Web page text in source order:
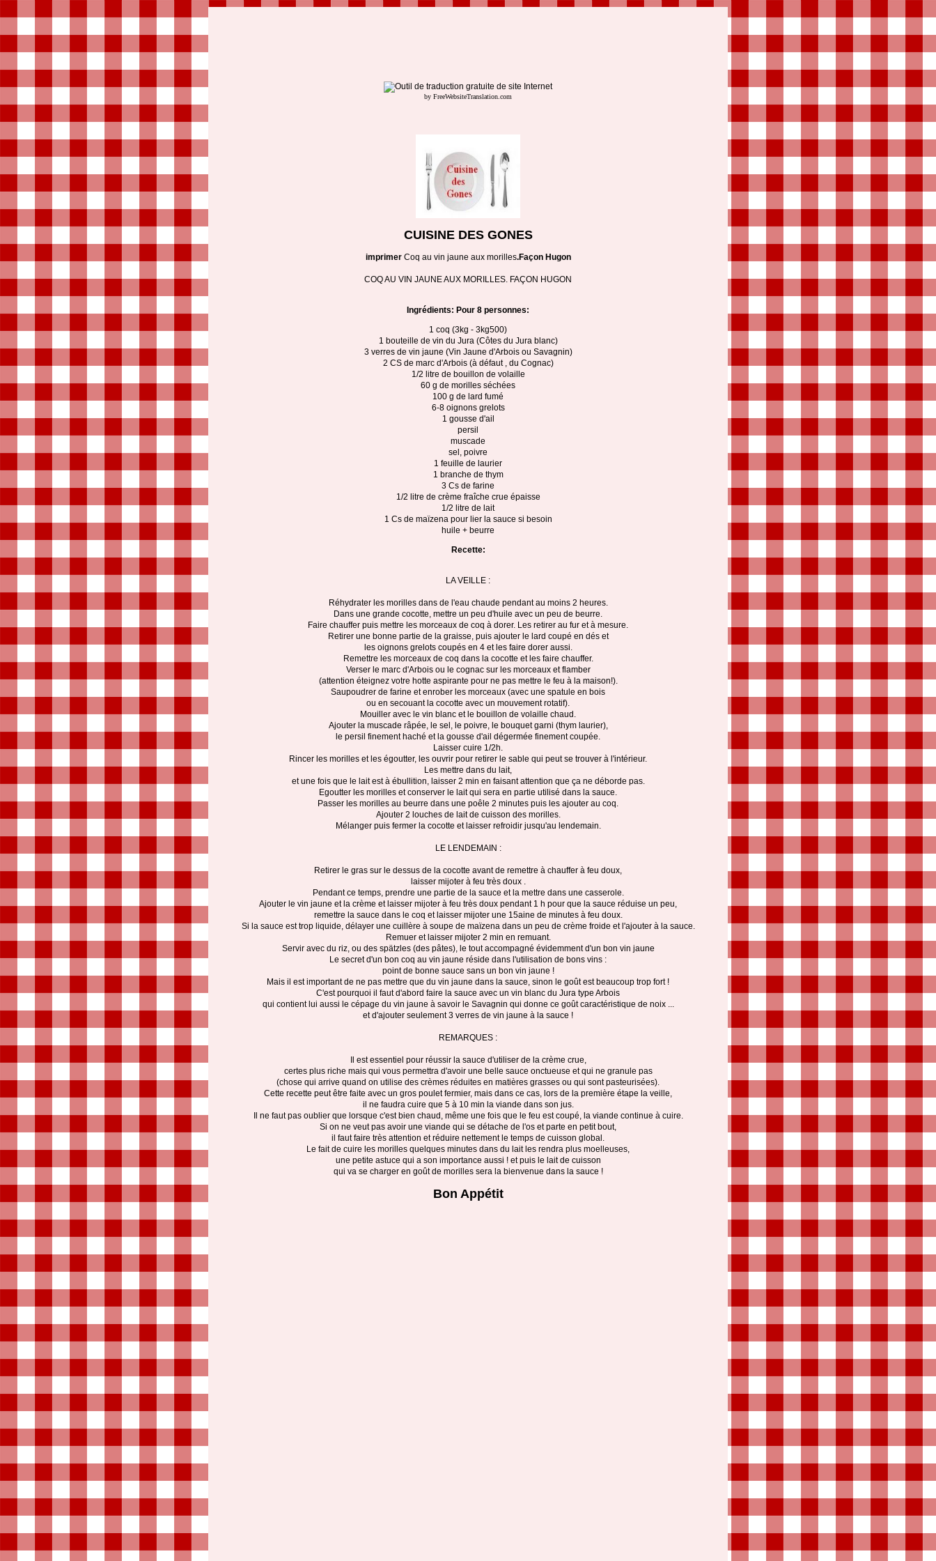
by FreeWebsiteTranslation.com
CUISINE DES GONES
imprimer Coq au vin jaune aux morilles.Façon Hugon
COQ AU VIN JAUNE AUX MORILLES. FAÇON HUGON
Ingrédients: Pour 8 personnes:
1 coq (3kg - 3kg500)
1 bouteille de vin du Jura (Côtes du Jura blanc)
3 verres de vin jaune (Vin Jaune d'Arbois ou Savagnin)
2 CS de marc d'Arbois (à défaut , du Cognac)
1/2 litre de bouillon de volaille
60 g de morilles séchées
100 g de lard fumé
6-8 oignons grelots
1 gousse d'ail
persil
muscade
sel, poivre
1 feuille de laurier
1 branche de thym
3 Cs de farine
1/2 litre de crème fraîche crue épaisse
1/2 litre de lait
1 Cs de maïzena pour lier la sauce si besoin
huile + beurre
Recette:
LA VEILLE :
Réhydrater les morilles dans de l'eau chaude pendant au moins 2 heures.
Dans une grande cocotte, mettre un peu d'huile avec un peu de beurre.
Faire chauffer puis mettre les morceaux de coq à dorer. Les retirer au fur et à mesure.
Retirer une bonne partie de la graisse, puis ajouter le lard coupé en dés et
les oignons grelots coupés en 4 et les faire dorer aussi.
Remettre les morceaux de coq dans la cocotte et les faire chauffer.
Verser le marc d'Arbois ou le cognac sur les morceaux et flamber
(attention éteignez votre hotte aspirante pour ne pas mettre le feu à la maison!).
Saupoudrer de farine et enrober les morceaux (avec une spatule en bois
ou en secouant la cocotte avec un mouvement rotatif).
Mouiller avec le vin blanc et le bouillon de volaille chaud.
Ajouter la muscade râpée, le sel, le poivre, le bouquet garni (thym laurier),
le persil finement haché et la gousse d'ail dégermée finement coupée.
Laisser cuire 1/2h.
Rincer les morilles et les égoutter, les ouvrir pour retirer le sable qui peut se trouver à l'intérieur.
Les mettre dans du lait,
et une fois que le lait est à ébullition, laisser 2 min en faisant attention que ça ne déborde pas.
Egoutter les morilles et conserver le lait qui sera en partie utilisé dans la sauce.
Passer les morilles au beurre dans une poêle 2 minutes puis les ajouter au coq.
Ajouter 2 louches de lait de cuisson des morilles.
Mélanger puis fermer la cocotte et laisser refroidir jusqu'au lendemain.
LE LENDEMAIN :
Retirer le gras sur le dessus de la cocotte avant de remettre à chauffer à feu doux,
laisser mijoter à feu très doux .
Pendant ce temps, prendre une partie de la sauce et la mettre dans une casserole.
Ajouter le vin jaune et la crème et laisser mijoter à feu très doux pendant 1 h pour que la sauce réduise un peu,
remettre la sauce dans le coq et laisser mijoter une 15aine de minutes à feu doux.
Si la sauce est trop liquide, délayer une cuillère à soupe de maïzena dans un peu de crème froide et l'ajouter à la sauce.
Remuer et laisser mijoter 2 min en remuant.
Servir avec du riz, ou des spätzles (des pâtes), le tout accompagné évidemment d'un bon vin jaune
Le secret d'un bon coq au vin jaune réside dans l'utilisation de bons vins :
point de bonne sauce sans un bon vin jaune !
Mais il est important de ne pas mettre que du vin jaune dans la sauce, sinon le goût est beaucoup trop fort !
C'est pourquoi il faut d'abord faire la sauce avec un vin blanc du Jura type Arbois
qui contient lui aussi le cépage du vin jaune à savoir le Savagnin qui donne ce goût caractéristique de noix ...
et d'ajouter seulement 3 verres de vin jaune à la sauce !
REMARQUES :
Il est essentiel pour réussir la sauce d'utiliser de la crème crue,
certes plus riche mais qui vous permettra d'avoir une belle sauce onctueuse et qui ne granule pas
(chose qui arrive quand on utilise des crèmes réduites en matières grasses ou qui sont pasteurisées).
Cette recette peut être faite avec un gros poulet fermier, mais dans ce cas, lors de la première étape la veille,
il ne faudra cuire que 5 à 10 min la viande dans son jus.
Il ne faut pas oublier que lorsque c'est bien chaud, même une fois que le feu est coupé, la viande continue à cuire.
Si on ne veut pas avoir une viande qui se détache de l'os et parte en petit bout,
il faut faire très attention et réduire nettement le temps de cuisson global.
Le fait de cuire les morilles quelques minutes dans du lait les rendra plus moelleuses,
une petite astuce qui a son importance aussi ! et puis le lait de cuisson
qui va se charger en goût de morilles sera la bienvenue dans la sauce !
Bon Appétit